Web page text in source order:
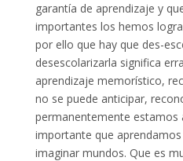
garantía de aprendizaje y
importantes los hemos
por ello que hay que des-
desescolarizarla significa
aprendizaje memorístico,
no se puede anticipar,
permanentemente estamos
importante que
imaginar mundos. Que es